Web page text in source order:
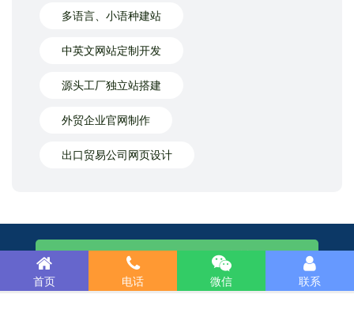
多语言、小语种建站
中英文网站定制开发
源头工厂独立站搭建
外贸企业官网制作
出口贸易公司网页设计
15989229398（微信咨询）
首页 电话 微信 联系